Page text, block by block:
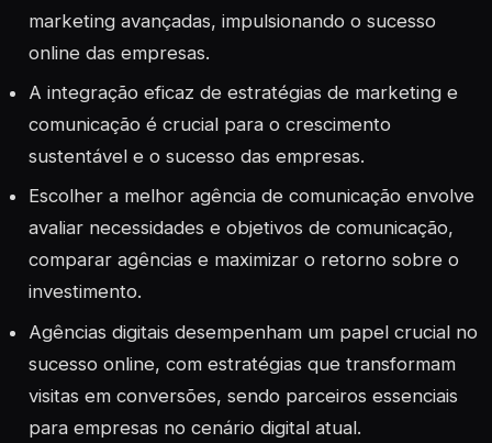
marketing avançadas, impulsionando o sucesso
online das empresas.
A integração eficaz de estratégias de marketing e
comunicação é crucial para o crescimento
sustentável e o sucesso das empresas.
Escolher a melhor agência de comunicação envolve
avaliar necessidades e objetivos de comunicação,
comparar agências e maximizar o retorno sobre o
investimento.
Agências digitais desempenham um papel crucial no
sucesso online, com estratégias que transformam
visitas em conversões, sendo parceiros essenciais
para empresas no cenário digital atual.